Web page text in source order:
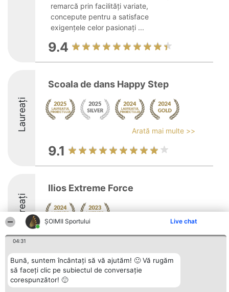
ȘOIMII Sportului Live chat
04:31
Bună, suntem încântați să vă ajutăm! 🙂 Vă rugăm
să faceți clic pe subiectul de conversație
corespunzător! 🙂
remarcă prin facilități variate,
concepute pentru a satisface
exigențele celor pasionați ...
9.4
Laureați
Scoala de dans Happy Step
Arată mai multe >>
9.1
Laureați
Ilios Extreme Force
Organizator Ranking
BRIGHT SOLUTIONS BR SRL
Aleea Timisul De Sus 2 Bl. A30
Plebiscyt
Lista Tuturor